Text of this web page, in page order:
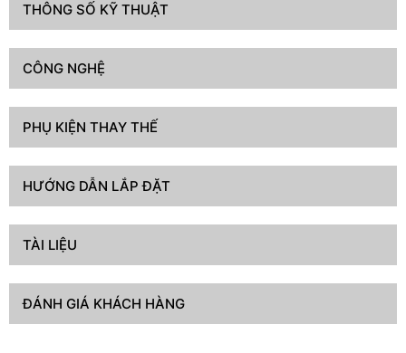
THÔNG SỐ KỸ THUẬT
CÔNG NGHỆ
PHỤ KIỆN THAY THẾ
HƯỚNG DẪN LẮP ĐẶT
TÀI LIỆU
ĐÁNH GIÁ KHÁCH HÀNG